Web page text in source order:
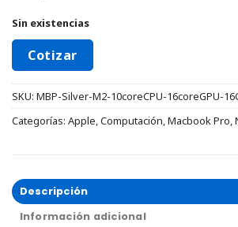
Sin existencias
Cotizar
SKU: MBP-Silver-M2-10coreCPU-16coreGPU-
Categorías: Apple,Computación,Macbook Pro,
Descripción
Información adicional